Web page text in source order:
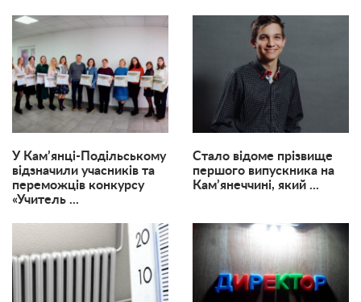
​У Кам’янці-Подільському
відзначили учасників та
переможців конкурсу
«Учитель ...
Стало відоме прізвище
першого випускника на
Кам’янеччині, який ...